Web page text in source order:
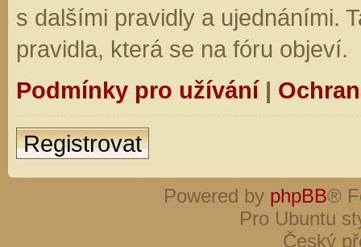
s dalšími pravidly a ujednáními.
pravidla, která se na fóru objeví.
Podmínky pro užívání|
Registrovat
Powered by phpBB®
Pro Ubuntu
Český